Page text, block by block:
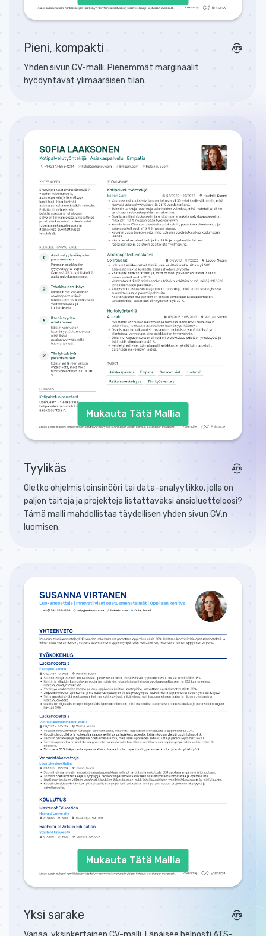
Pieni, kompakti
Yhden sivun CV-malli. Pienemmät marginaalit
hyödyntävät ylimääräisen tilan.
Mukauta Tätä Mallia
Tyylikäs
Oletko ohjelmistoinsinööri tai data-analyytikko, jolla on
paljon taitoja ja projekteja listattavaksi ansioluetteloosi?
Tämä malli mahdollistaa täydellisen yhden sivun CV:n
luomisen.
Mukauta Tätä Mallia
Yksi sarake